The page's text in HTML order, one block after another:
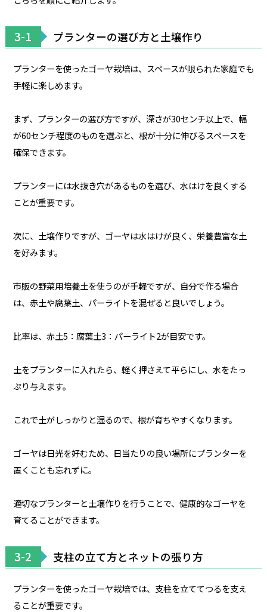
3-1 プランターの選び方と土壌作り
プランターを使ったゴーヤ栽培は、スペースが限られた家庭でも
手軽に楽しめます。
まず、プランターの選び方ですが、深さが30センチ以上で、幅
が60センチ程度のものを選ぶと、根が十分に伸びるスペースを
確保できます。
プランターには水抜き穴があるものを選び、水はけを良くする
ことが重要です。
次に、土壌作りですが、ゴーヤは水はけが良く、栄養豊富な土
を好みます。
市販の野菜用培養土を使うのが手軽ですが、自分で作る場合
は、赤土や腐葉土、パーライトを混ぜると良いでしょう。
比率は、赤土5：腐葉土3：パーライト2が目安です。
土をプランターに入れたら、軽く押さえて平らにし、水をたっ
ぷり与えます。
これで土がしっかりと湿るので、根が育ちやすくなります。
ゴーヤは日光を好むため、日当たりの良い場所にプランターを
置くことも忘れずに。
適切なプランターと土壌作りを行うことで、健康的なゴーヤを
育てることができます。
3-2 支柱の立て方とネットの張り方
プランターを使ったゴーヤ栽培では、支柱を立ててつるを支え
ることが重要です。